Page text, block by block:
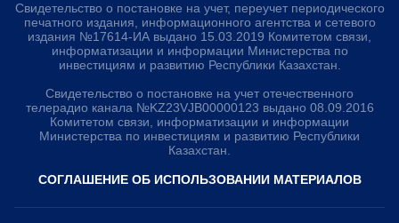
Свидетельство о постановке на учет, переучет периодического
печатного издания, информационного агентства и сетевого
издания №17614-ИА выдано 15.03.2019 Комитетом связи,
информатизации и информации Министерства по
инвестициям и развитию Республики Казахстан.
Свидетельство о постановке на учет отечественного
телерадио канала №KZ23VJB00000123 выдано 08.09.2016
Комитетом связи, информатизации и информации
Министерства по инвестициям и развитию Республики
Казахстан.
СОГЛАШЕНИЕ ОБ ИСПОЛЬЗОВАНИИ МАТЕРИАЛОВ